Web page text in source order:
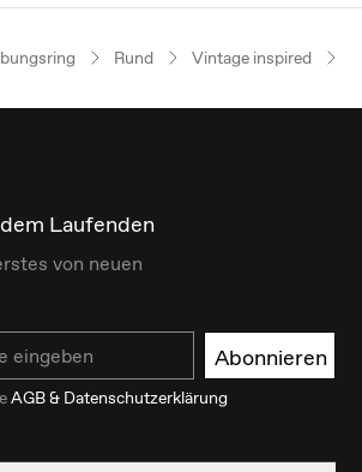
Rund Vintage inspired
Laufenden
von neuen
Abonnieren
AGB & Datenschutzerklärung